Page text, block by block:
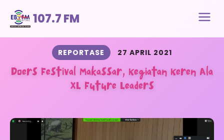
107.7 FM
REPORTASE 27 APRIL 2021
Doers Festival Makassar, Kegiatan Keren Ala
XL Future Leaders